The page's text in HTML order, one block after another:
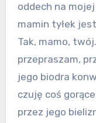
oddech na
mamin tyłek
Tak, mamo,
przepraszam,
jego biodra
czuję coś
przez jego